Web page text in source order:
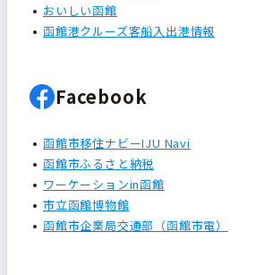
おいしい函館
函館港クルーズ客船入出港情報
Facebook
函館市移住ナビーIJU Navi
函館市ふるさと納税
ワーケーションin函館
市立函館博物館
函館市企業局交通部（函館市電）